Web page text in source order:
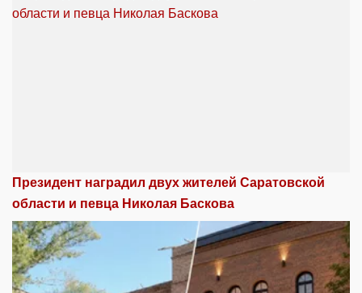
Президент наградил двух жителей Саратовской
области и певца Николая Баскова